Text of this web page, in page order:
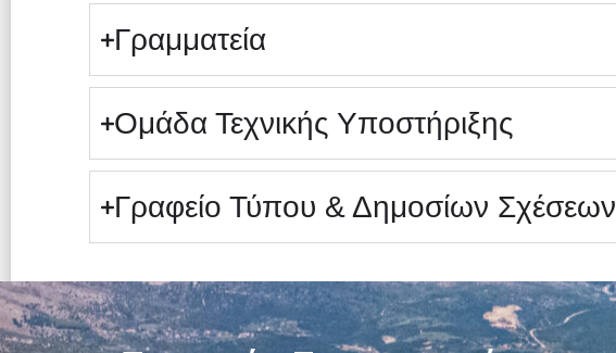
Γραμματεία
Ομάδα Τεχνικής Υποστήριξης
Γραφείο Τύπου & Δημοσίων Σχέσεων